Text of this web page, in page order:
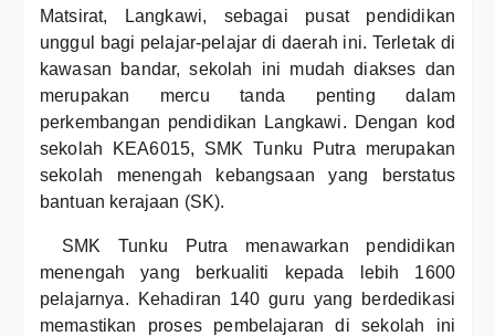
Matsirat, Langkawi, sebagai pusat pendidikan
unggul bagi pelajar-pelajar di daerah ini. Terletak di
kawasan bandar, sekolah ini mudah diakses dan
merupakan mercu tanda penting dalam
perkembangan pendidikan Langkawi. Dengan kod
sekolah KEA6015, SMK Tunku Putra merupakan
sekolah menengah kebangsaan yang berstatus
bantuan kerajaan (SK).
SMK Tunku Putra menawarkan pendidikan
menengah yang berkualiti kepada lebih 1600
pelajarnya. Kehadiran 140 guru yang berdedikasi
memastikan proses pembelajaran di sekolah ini